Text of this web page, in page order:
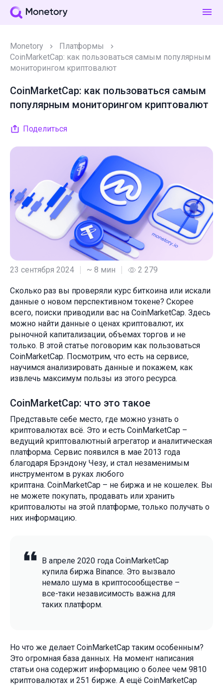
Monetory
Платформы
CoinMarketCap: как пользоваться самым популярным
мониторингом криптовалют
CoinMarketCap: как пользоваться самым
популярным мониторингом криптовалют
Поделиться
23 сентября 2024 ~ 8 мин 2 279
Сколько раз вы проверяли курс биткоина или искали
данные о новом перспективном токене? Скорее
всего, поиски приводили вас на CoinMarketCap. Здесь
можно найти данные о ценах криптовалют, их
рыночной капитализации, объемах торгов и не
только. В этой статье поговорим как пользоваться
CoinMarketCap. Посмотрим, что есть на сервисе,
научимся анализировать данные и покажем, как
извлечь максимум пользы из этого ресурса.
CoinMarketCap: что это такое
Представьте себе место, где можно узнать о
криптовалютах всё. Это и есть CoinMarketCap –
ведущий криптовалютный агрегатор и аналитическая
платформа. Сервис появился в мае 2013 года
благодаря Брэндону Чезу, и стал незаменимым
инструментом в руках любого
криптана. CoinMarketCap – не биржа и не кошелек. Вы
не можете покупать, продавать или хранить
криптовалюты на этой платформе, только получать о
них информацию.
В апреле 2020 года CoinMarketCap
купила биржа Binance. Это вызвало
немало шума в криптосообществе –
все-таки независимость важна для
таких платформ.
Но что же делает CoinMarketCap таким особенным?
Это огромная база данных. На момент написания
статьи она содержит информацию о более чем 9810
криптовалютах и 251 бирже. А ещё CoinMarketCap